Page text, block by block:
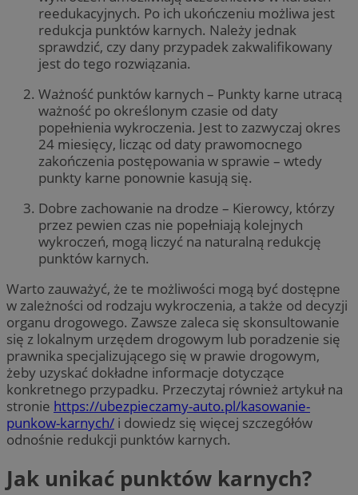
reedukacyjnych. Po ich ukończeniu możliwa jest
redukcja punktów karnych. Należy jednak
sprawdzić, czy dany przypadek zakwalifikowany
jest do tego rozwiązania.
Ważność punktów karnych – Punkty karne utracą
ważność po określonym czasie od daty
popełnienia wykroczenia. Jest to zazwyczaj okres
24 miesięcy, licząc od daty prawomocnego
zakończenia postępowania w sprawie – wtedy
punkty karne ponownie kasują się.
Dobre zachowanie na drodze – Kierowcy, którzy
przez pewien czas nie popełniają kolejnych
wykroczeń, mogą liczyć na naturalną redukcję
punktów karnych.
Warto zauważyć, że te możliwości mogą być dostępne
w zależności od rodzaju wykroczenia, a także od decyzji
organu drogowego. Zawsze zaleca się skonsultowanie
się z lokalnym urzędem drogowym lub poradzenie się
prawnika specjalizującego się w prawie drogowym,
żeby uzyskać dokładne informacje dotyczące
konkretnego przypadku. Przeczytaj również artykuł na
stronie https://ubezpieczamy-auto.pl/kasowanie-
punkow-karnych/ i dowiedz się więcej szczegółów
odnośnie redukcji punktów karnych.
Jak unikać punktów karnych?